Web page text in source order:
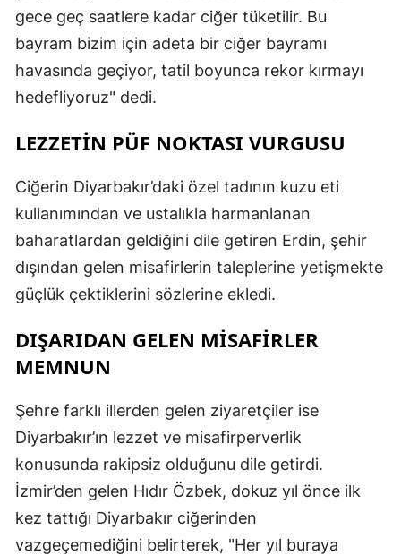
gece geç saatlere kadar ciğer tüketilir. Bu
bayram bizim için adeta bir ciğer bayramı
havasında geçiyor, tatil boyunca rekor kırmayı
hedefliyoruz" dedi.
LEZZETİN PÜF NOKTASI VURGUSU
Ciğerin Diyarbakır’daki özel tadının kuzu eti
kullanımından ve ustalıkla harmanlanan
baharatlardan geldiğini dile getiren Erdin, şehir
dışından gelen misafirlerin taleplerine yetişmekte
güçlük çektiklerini sözlerine ekledi.
DIŞARIDAN GELEN MİSAFİRLER
MEMNUN
Şehre farklı illerden gelen ziyaretçiler ise
Diyarbakır’ın lezzet ve misafirperverlik
konusunda rakipsiz olduğunu dile getirdi.
İzmir’den gelen Hıdır Özbek, dokuz yıl önce ilk
kez tattığı Diyarbakır ciğerinden
vazgeçemediğini belirterek, "Her yıl buraya